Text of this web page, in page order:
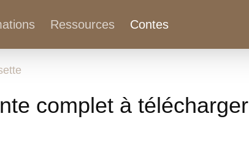
Ressources Contes
complet à télécharger